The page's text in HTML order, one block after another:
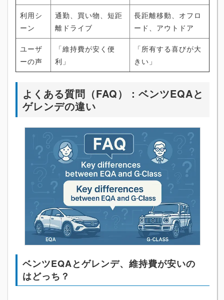
利用シ
ーン
通勤、買い物、短距
離ドライブ
長距離移動、オフロ
ード、アウトドア
ユーザ
ーの声
「維持費が安く便
利」
「所有する喜びが大
きい」
よくある質問（FAQ）：ベンツEQAと
ゲレンデの違い
ベンツEQAとゲレンデ、維持費が安いの
はどっち？